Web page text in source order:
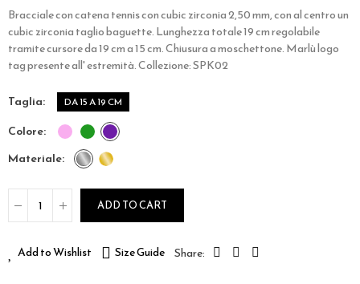
Bracciale con catena tennis con cubic zirconia 2,50 mm, con al centro un
cubic zirconia taglio baguette. Lunghezza totale 19 cm regolabile
tramite cursore da 19 cm a 15 cm. Chiusura a moschettone. Marlù logo
tag presente all' estremità. Collezione: SPK02
taglia DA 15 A 19 CM
colore
materiale
ADD TO CART
Add to Wishlist Size Guide